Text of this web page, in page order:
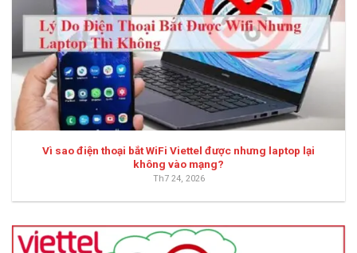
Vì sao điện thoại bắt WiFi Viettel được nhưng laptop lại
không vào mạng?
Th7 24, 2026